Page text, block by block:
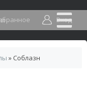
Вход
» Соблазн